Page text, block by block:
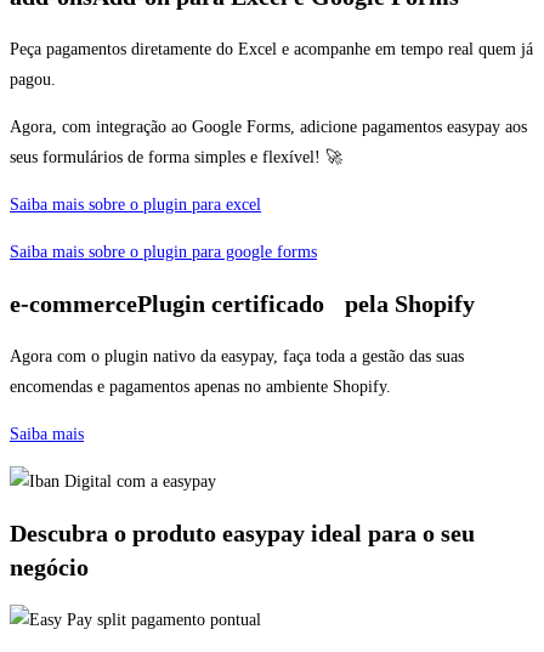
Peça pagamentos diretamente do Excel e acompanhe em tempo real quem já
pagou.
Agora, com integração ao Google Forms, adicione pagamentos easypay aos
seus formulários de forma simples e flexível! 🚀
Saiba mais sobre o plugin para excel
Saiba mais sobre o plugin para google forms
e-commercePlugin certificado pela Shopify
Agora com o plugin nativo da easypay, faça toda a gestão das suas
encomendas e pagamentos apenas no ambiente Shopify.
Saiba mais
Descubra o produto easypay ideal para o seu
negócio